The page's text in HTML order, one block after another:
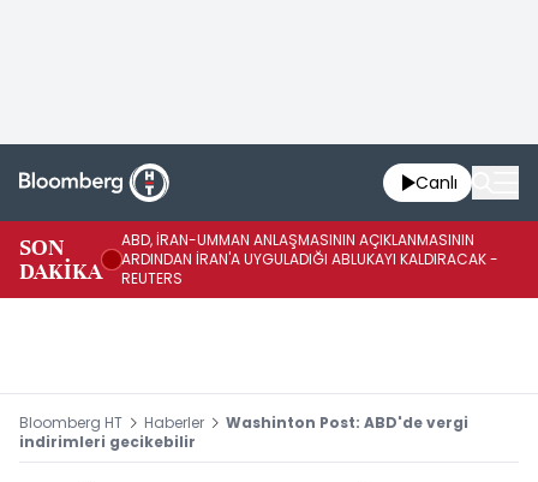
Canlı
SON
DAKİKA
ABD, İRAN-UMMAN ANLAŞMASININ AÇIKLANMASININ
ARDINDAN İRAN'A UYGULADIĞI ABLUKAYI KALDIRACAK -
REUTERS
Bloomberg HT Haberler
Washinton Post: ABD'de vergi
indirimleri gecikebilir